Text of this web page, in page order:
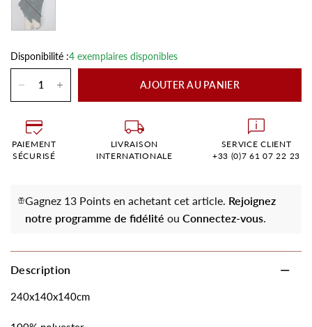
Disponibilité :4 exemplaires disponibles
AJOUTER AU PANIER
PAIEMENT
SÉCURISÉ
LIVRAISON
INTERNATIONALE
SERVICE CLIENT
+33 (0)7 61 07 22 23
Gagnez 13 Points en achetant cet article. Rejoignez
notre programme de fidélité ouConnectez-vous.
Description
240x140x140cm